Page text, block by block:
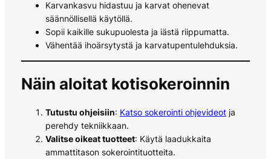
Karvankasvu hidastuu ja karvat ohenevat
säännöllisellä käytöllä.
Sopii kaikille sukupuolesta ja iästä riippumatta.
Vähentää ihoärsytystä ja karvatupentulehduksia.
Näin aloitat kotisokeroinnin
Tutustu ohjeisiin: Katso sokerointi ohjevideotja
perehdy tekniikkaan.
Valitse oikeat tuotteet: Käytä laadukkaita
ammattitason sokerointituotteita.